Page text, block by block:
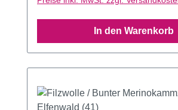
In den Warenkorb